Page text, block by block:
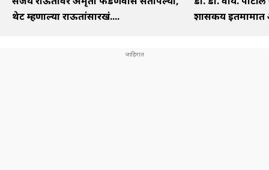
थेट म्हणाल्या राऊतांसारखं....
शासकीय